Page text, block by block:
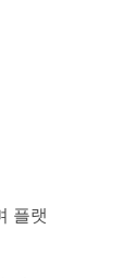
플랫